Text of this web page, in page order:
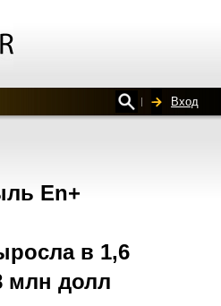
Вход
En+
в 1,6
млн долл